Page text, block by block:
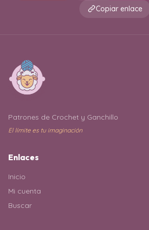
Copiar enlace
Patrones de Crochet y Ganchillo
El límite es tu imaginación
Enlaces
Inicio
Mi cuenta
Buscar